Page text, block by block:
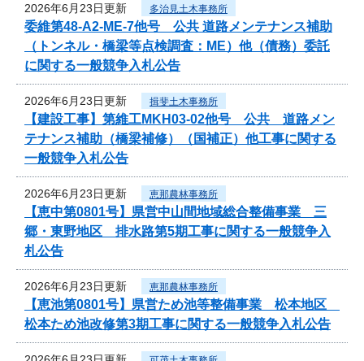
2026年6月23日更新 多治見土木事務所
委維第48-A2-ME-7他号 公共 道路メンテナンス補助
（トンネル・橋梁等点検調査：ME）他（債務）委託
に関する一般競争入札公告
2026年6月23日更新 揖斐土木事務所
【建設工事】第維工MKH03-02他号 公共 道路メン
テナンス補助（橋梁補修）（国補正）他工事に関する
一般競争入札公告
2026年6月23日更新 恵那農林事務所
【恵中第0801号】県営中山間地域総合整備事業 三
郷・東野地区 排水路第5期工事に関する一般競争入
札公告
2026年6月23日更新 恵那農林事務所
【恵池第0801号】県営ため池等整備事業 松本地区
松本ため池改修第3期工事に関する一般競争入札公告